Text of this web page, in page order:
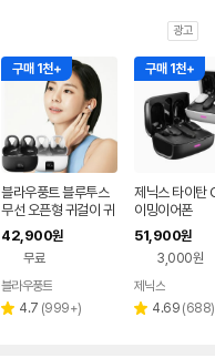
광고
구매 1천+
블라우풍트 블루투스
무선 오픈형 귀걸이 귀
찌형 이어폰 귀걸이형
이어클립 러닝 귀찌이
어폰
42,900원
무료
블라우풍트
별 4.7 리
(999+)
구매 1천+
제닉스 타이탄
이밍이어폰
51,900원
3,000원
페이
제닉스
별 4.69 리
(688)